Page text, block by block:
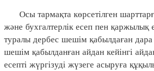
Осы тармақта көрсетілген
және бухгалтерлік есеп пен қаржылық
туралы дербес шешім қабылдаған
шешім қабылданған айдан кейінгі
есепті жүргізуді жүзеге асыруға